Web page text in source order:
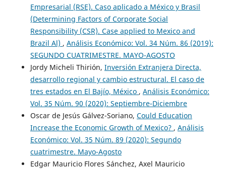
Empresarial (RSE). Caso aplicado a México y Brasil
(Determining Factors of Corporate Social
Responsibility (CSR). Case applied to Mexico and
Brazil Al) , Análisis Económico: Vol. 34 Núm. 86 (2019):
SEGUNDO CUATRIMESTRE. MAYO-AGOSTO
Jordy Micheli Thirión, Inversión Extranjera Directa,
desarrollo regional y cambio estructural. El caso de
tres estados en El Bajío, México , Análisis Económico:
Vol. 35 Núm. 90 (2020): Septiembre-Diciembre
Oscar de Jesús Gálvez-Soriano, Could Education
Increase the Economic Growth of Mexico? , Análisis
Económico: Vol. 35 Núm. 89 (2020): Segundo
cuatrimestre. Mayo-Agosto
Edgar Mauricio Flores Sánchez, Axel Mauricio